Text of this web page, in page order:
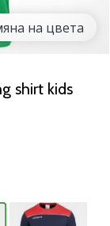
на цвета
shirt kids